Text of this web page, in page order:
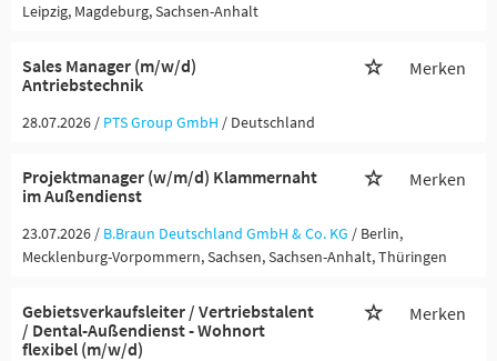
Leipzig, Magdeburg, Sachsen-Anhalt
Sales Manager (m/w/d)
Antriebstechnik
Merken
28.07.2026 / PTS Group GmbH / Deutschland
Projektmanager (w/m/d) Klammernaht
im Außendienst
Merken
23.07.2026 / B.Braun Deutschland GmbH & Co. KG / Berlin,
Mecklenburg-Vorpommern, Sachsen, Sachsen-Anhalt, Thüringen
Gebietsverkaufsleiter / Vertriebstalent
/ Dental-Außendienst - Wohnort
flexibel (m/w/d)
Merken